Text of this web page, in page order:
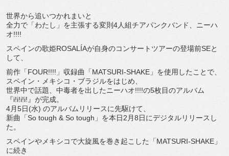
世界から追いつかれまいと
全力で「わたし」を主張する変則4人組チアパンクバンド、 ニーハ
オ!!!!
スペインの歌姫ROSALÍAが自身のコンサートツアーの登場前SEと
して、
前作「FOUR!!!!」収録曲「MATSURI-SHAKE」 を使用したことで、
スペイン・メキシコ・ブラジルをはじめ、
世界中で話題、中毒者を出したニーハオ!!!!の5枚目のアルバム
『i!i!i!i!』が完成。
4月5日(水) のアルバムリリースに先駆けて、
新曲「So tough & So tough」を本日2月8日にデジタルリリースし
た。
スペインやメキシコで大旋風を巻き起こした「MATSURI-SHAKE」
に続き